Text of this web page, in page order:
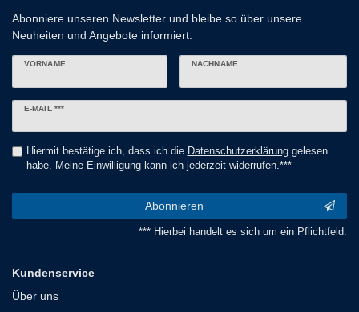
Abonniere unseren Newsletter und bleibe so über unsere
Neuheiten und Angebote informiert.
VORNAME NACHNAME
E-MAIL ***
Newsletter
Hiermit bestätige ich, dass ich die Daten­schutz­erklärunggelesen
habe. Meine Einwilligung kann ich jederzeit widerrufen.***
Abonnieren
*** Hierbei handelt es sich um ein Pflichtfeld.
Kundenservice
Über uns